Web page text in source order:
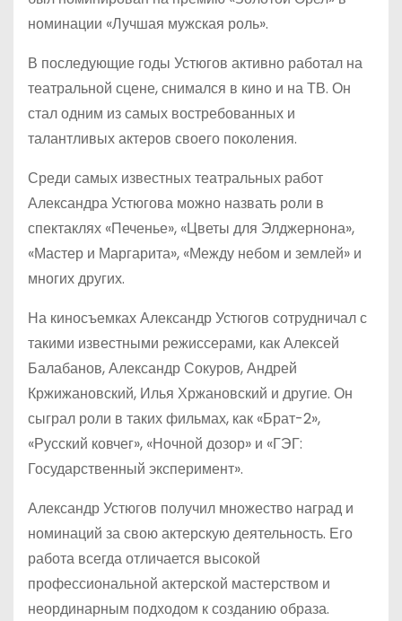
номинации «Лучшая мужская роль».
В последующие годы Устюгов активно работал на
театральной сцене, снимался в кино и на ТВ. Он
стал одним из самых востребованных и
талантливых актеров своего поколения.
Среди самых известных театральных работ
Александра Устюгова можно назвать роли в
спектаклях «Печенье», «Цветы для Элджернона»,
«Мастер и Маргарита», «Между небом и землей» и
многих других.
На киносъемках Александр Устюгов сотрудничал с
такими известными режиссерами, как Алексей
Балабанов, Александр Сокуров, Андрей
Кржижановский, Илья Хржановский и другие. Он
сыграл роли в таких фильмах, как «Брат-2»,
«Русский ковчег», «Ночной дозор» и «ГЭГ:
Государственный эксперимент».
Александр Устюгов получил множество наград и
номинаций за свою актерскую деятельность. Его
работа всегда отличается высокой
профессиональной актерской мастерством и
неординарным подходом к созданию образа.